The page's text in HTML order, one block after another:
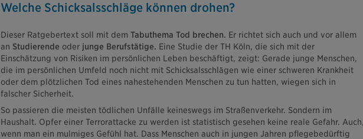
Welche Schicksalsschläge können drohen?
Dieser Ratgebertext soll mit dem Tabuthema Tod brechen. Er richtet sich auch und vor allem
an Studierende oder junge Berufstätige. Eine Studie der TH Köln, die sich mit der
Einschätzung von Risiken im persönlichen Leben beschäftigt, zeigt: Gerade junge Menschen,
die im persönlichen Umfeld noch nicht mit Schicksalsschlägen wie einer schweren Krankheit
oder dem plötzlichen Tod eines nahestehenden Menschen zu tun hatten, wiegen sich in
falscher Sicherheit.
So passieren die meisten tödlichen Unfälle keineswegs im Straßenverkehr. Sondern im
Haushalt. Opfer einer Terrorattacke zu werden ist statistisch gesehen keine reale Gefahr.
wenn man ein mulmiges Gefühl hat. Dass Menschen auch in jungen Jahren pflegebedürftig